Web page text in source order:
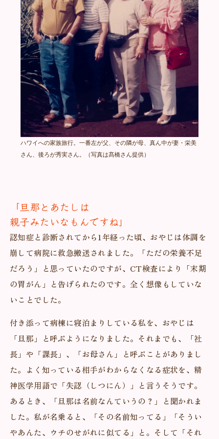
ハワイへの家族旅行。一番左が父、その隣が母、真ん中が妻・栄美
さん、後ろが秀実さん。（写真は髙橋さん提供）
「旦那とあたしは
親子みたいなもんですね」
認知症と診断されてから1年経った頃、おやじは体調を
崩して病院に救急搬送されました。「ただの栄養不足
だろう」と思っていたのですが、CT検査により「末期
の胃がん」と告げられたのです。全く想像もしていな
いことでした。
付き添って病棟に寝泊まりしている私を、おやじは
「旦那」と呼ぶようになりました。それまでも、「社
長」や「課長」、「お母さん」と呼ぶことがありまし
た。よく知っている相手がわからなくなる症状を、精
神医学用語で「失認（しつにん）」と言うそうです。
あるとき、「旦那は名前なんていうの？」と聞かれま
した。私が名乗ると、「その名前知ってる」「そうい
やあんた、ウチのせがれに似てる」と。そして「それ